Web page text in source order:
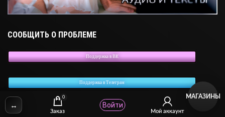
СООБЩИТЬ О ПРОБЛЕМЕ
Поддержка в ВК
Поддержка в Телеграм
✉Email: stcomhelp@gmail.com
↔
0
Заказ Мой аккаунт
Войти
МАГАЗИНЫ